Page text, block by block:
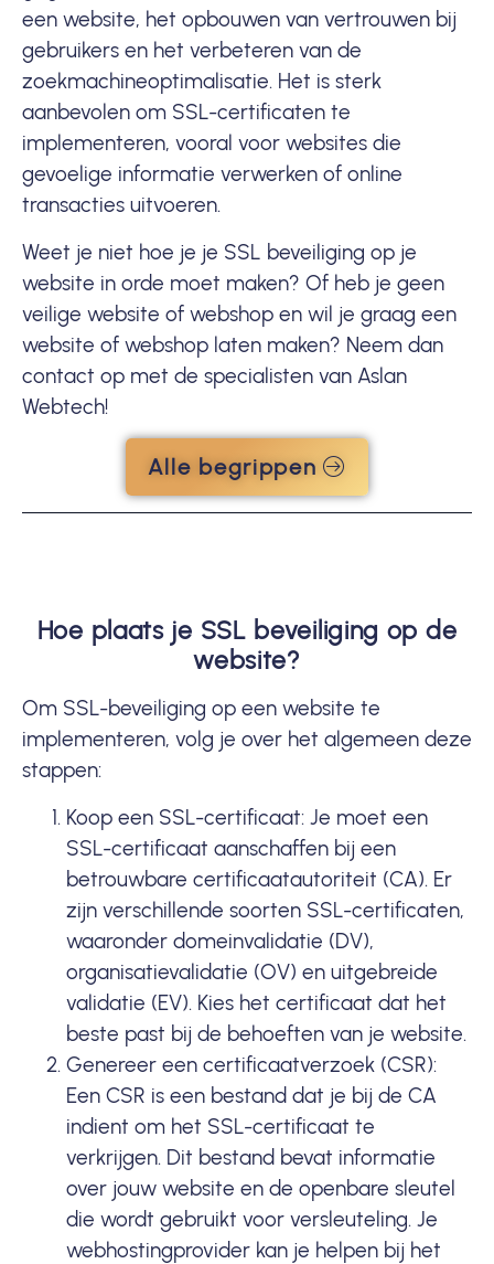
een website, het opbouwen van vertrouwen bij
gebruikers en het verbeteren van de
zoekmachineoptimalisatie. Het is sterk
aanbevolen om SSL-certificaten te
implementeren, vooral voor websites die
gevoelige informatie verwerken of online
transacties uitvoeren.
Weet je niet hoe je je SSL beveiliging op je
website in orde moet maken? Of heb je geen
veilige website of webshop en wil je graag een
website of webshop laten maken? Neem dan
contact op met de specialisten van Aslan
Webtech!
Alle begrippen
Hoe plaats je SSL beveiliging op de
website?
Om SSL-beveiliging op een website te
implementeren, volg je over het algemeen deze
stappen:
Koop een SSL-certificaat: Je moet een
SSL-certificaat aanschaffen bij een
betrouwbare certificaatautoriteit (CA). Er
zijn verschillende soorten SSL-certificaten,
waaronder domeinvalidatie (DV),
organisatievalidatie (OV) en uitgebreide
validatie (EV). Kies het certificaat dat het
beste past bij de behoeften van je website.
Genereer een certificaatverzoek (CSR):
Een CSR is een bestand dat je bij de CA
indient om het SSL-certificaat te
verkrijgen. Dit bestand bevat informatie
over jouw website en de openbare sleutel
die wordt gebruikt voor versleuteling. Je
webhostingprovider kan je helpen bij het